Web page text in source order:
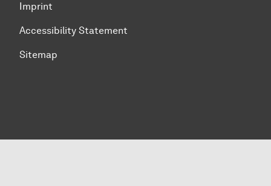
Imprint
Accessibility Statement
Sitemap